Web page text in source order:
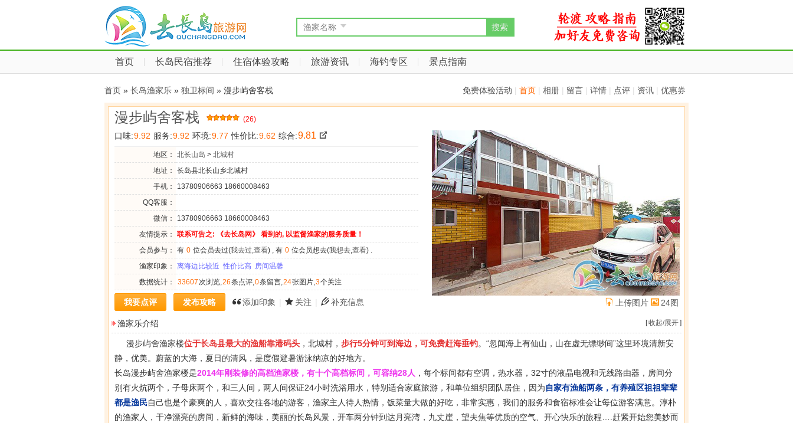
渔家名称 搜索
首页 长岛民宿推荐 住宿体验攻略 旅游资讯 海钓专区 景点指南
免费体验活动 | 首页 | 相册 | 留言 | 详情 | 点评 | 资讯 | 优惠券
首页 » 长岛渔家乐 » 独卫标间 » 漫步屿舍客栈
漫步屿舍客栈 (26)
口味:9.92 服务:9.92 环境:9.77 性价比:9.62 综合:9.81
地区： 北长山岛 > 北城村
地址：
长岛县北长山乡北城村
手机：
13780906663 18660008463
QQ客服：
微信：
13780906663 18660008463
友情提示：
联系可告之: 《去长岛网》 看到的, 以监督渔家的服务质量！
会员参与：
有 0 位会员去过(我去过,查看) , 有 0 位会员想去(我想去,查看) .
渔家印象：
离海边比较近 性价比高 房间温馨
数据统计：
33607 次浏览,26条点评,0条留言,24张图片,3个关注
我要点评 发布攻略 添加印象 | 关注 | 补充信息 上传图片 24图
[收起/展开]
渔家乐介绍
漫步屿舍渔家楼位于长岛县最大的渔船靠港码头 ，北城村， 步行5分钟可到海边，可免费赶海垂钓。“忽闻海上有仙山，山在虚无缥缈间”这里环境清新安
静，优美。蔚蓝的大海，夏日的清风，是度假避暑游泳纳凉的好地方。
长岛漫步屿舍渔家楼是2014年刚装修的高档渔家楼，有十个高档标间，可容纳28人 ，每个标间都有空调，热水器，32寸的液晶电视和无线路由器，房间分
别有火炕两个，子母床两个，和三人间，两人间保证24小时洗浴用水，特别适合家庭旅游，和单位组织团队居住，因为自家有渔船两条，有养殖区祖祖辈辈
都是渔民自己也是个豪爽的人，喜欢交往各地的游客，渔家主人待人热情，饭菜量大做的好吃，非常实惠，我们的服务和食宿标准会让每位游客满意。淳朴
的渔家人，干净漂亮的房间，新鲜的海味，美丽的长岛风景，开车两分钟到达月亮湾，九丈崖，望夫焦等优质的空气、开心快乐的旅程….赶紧开始您美妙而